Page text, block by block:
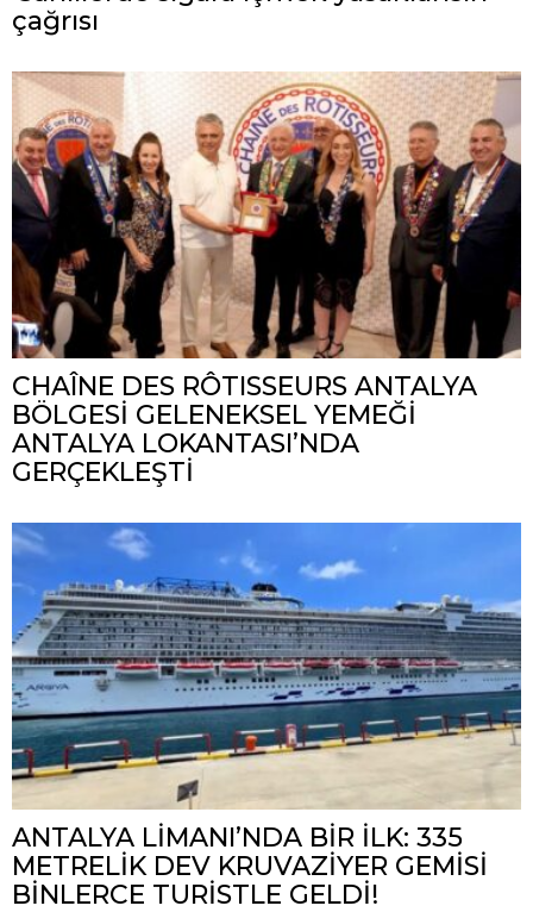
çağrısı
CHAÎNE DES RÔTISSEURS ANTALYA
BÖLGESİ GELENEKSEL YEMEĞİ
ANTALYA LOKANTASI’NDA
GERÇEKLEŞTİ
ANTALYA LİMANI’NDA BİR İLK: 335
METRELİK DEV KRUVAZİYER GEMİSİ
BİNLERCE TURİSTLE GELDİ!